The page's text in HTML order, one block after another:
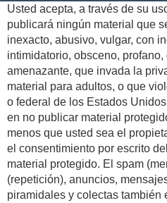
Usted acepta, a través de su
publicará ningún material que
inexacto, abusivo, vulgar, con
intimidatorio, obsceno,
amenazante, que invada la
material para adultos, o que
o federal de los Estados
en no publicar material
menos que usted sea el
el consentimiento por escrito
material protegido. El spam
(repetición), anuncios,
piramidales y colectas también